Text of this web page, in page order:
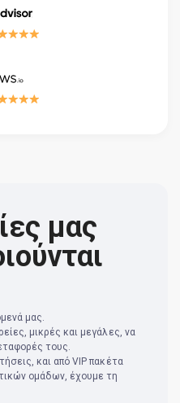
μας
μας.
μικρές και μεγάλες, να
τους.
και από VIP πακέτα
ομάδων, έχουμε τη